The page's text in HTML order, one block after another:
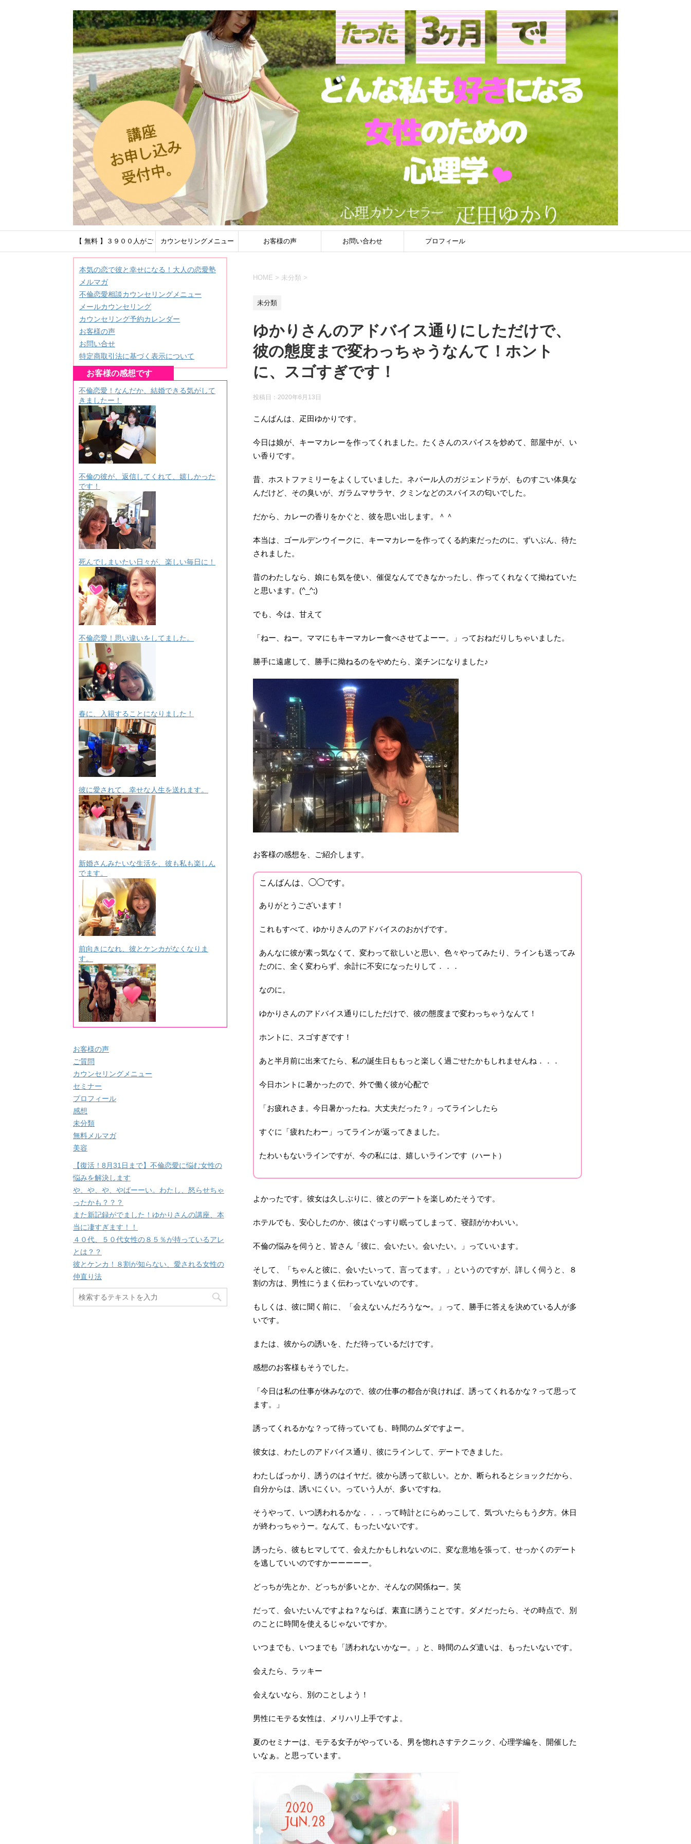
【 無料 】３９００人がご
ールレター♪
カウンセリングメニュー お客様の声 お問い合わせ プロフィール
HOME > 未分類 >
未分類
ゆかりさんのアドバイス通りにしただけで、
彼の態度まで変わっちゃうなんて！ホント
に、スゴすぎです！
投稿日： 2020年6月13日
こんばんは、疋田ゆかりです。
今日は娘が、キーマカレーを作ってくれました。たくさんのスパイスを炒めて、部屋中が、い
い香りです。
昔、ホストファミリーをよくしていました。ネパール人のガジェンドラが、ものすごい体臭な
んだけど、その臭いが、ガラムマサラヤ、クミンなどのスパイスの匂いでした。
だから、カレーの香りをかぐと、彼を思い出します。＾＾
本当は、ゴールデンウイークに、キーマカレーを作ってくる約束だったのに、ずいぶん、待た
されました。
昔のわたしなら、娘にも気を使い、催促なんてできなかったし、作ってくれなくて拗ねていた
と思います。(^_^;)
でも、今は、甘えて
「ねー、ねー。ママにもキーマカレー食べさせてよーー。」っておねだりしちゃいました。
勝手に遠慮して、勝手に拗ねるのをやめたら、楽チンになりました♪
お客様の感想を、ご紹介します。
こんばんは、◯◯です。
ありがとうございます！
これもすべて、ゆかりさんのアドバイスのおかげです。
あんなに彼が素っ気なくて、変わって欲しいと思い、色々やってみたり、ラインも送ってみ
たのに、全く変わらず、余計に不安になったりして．．．
なのに。
ゆかりさんのアドバイス通りにしただけで、彼の態度まで変わっちゃうなんて！
ホントに、スゴすぎです！
あと半月前に出来てたら、私の誕生日ももっと楽しく過ごせたかもしれませんね．．．
今日ホントに暑かったので、外で働く彼が心配で
「お疲れさま。今日暑かったね。大丈夫だった？」ってラインしたら
すぐに「疲れたわー」ってラインが返ってきました。
たわいもないラインですが、今の私には、嬉しいラインです（ハート）
よかったです。彼女は久しぶりに、彼とのデートを楽しめたそうです。
ホテルでも、安心したのか、彼はぐっすり眠ってしまって、寝顔がかわいい。
不倫の悩みを伺うと、皆さん「彼に、会いたい。会いたい。」っていいます。
そして、「ちゃんと彼に、会いたいって、言ってます。」というのですが、詳しく伺うと、８
割の方は、男性にうまく伝わっていないのです。
もしくは、彼に聞く前に、「会えないんだろうな〜。」って、勝手に答えを決めている人が多
いです。
または、彼からの誘いを、ただ待っているだけです。
感想のお客様もそうでした。
「今日は私の仕事が休みなので、彼の仕事の都合が良ければ、誘ってくれるかな？って思って
ます。」
誘ってくれるかな？って待っていても、時間のムダですよー。
彼女は、わたしのアドバイス通り、彼にラインして、デートできました。
わたしばっかり、誘うのはイヤだ。彼から誘って欲しい。とか、断られるとショックだから、
自分からは、誘いにくい。っていう人が、多いですね。
そうやって、いつ誘われるかな．．．って時計とにらめっこして、気づいたらもう夕方。休日
が終わっちゃうー。なんて、もったいないです。
誘ったら、彼もヒマしてて、会えたかもしれないのに、変な意地を張って、せっかくのデート
を逃していいのですかーーーーー。
どっちが先とか、どっちが多いとか、そんなの関係ねー。笑
だって、会いたいんですよね？ならば、素直に誘うことです。ダメだったら、その時点で、別
のことに時間を使えるじゃないですか。
いつまでも、いつまでも「誘われないかなー。」と、時間のムダ遣いは、もったいないです。
会えたら、ラッキー
会えないなら、別のことしよう！
男性にモテる女性は、メリハリ上手ですよ。
夏のセミナーは、モテる女子がやっている、男を惚れさすテクニック、心理学編を、開催した
いなぁ。と思っています。
本気の恋で彼と幸せになる！大人の恋愛塾
メルマガ
不倫恋愛相談カウンセリングメニュー
メールカウンセリング
カウンセリング予約カレンダー
お客様の声
お問い合せ
特定商取引法に基づく表示について
お客様の感想です
不倫恋愛！なんだか、結婚できる気がして
きましたー！
不倫の彼が、返信してくれて、嬉しかった
です！
死んでしまいたい日々が、楽しい毎日に！
不倫恋愛！思い違いをしてました。
春に、入籍することになりました！
彼に愛されて、幸せな人生を送れます。
新婚さんみたいな生活を、彼も私も楽しん
でます。
前向きになれ、彼とケンカがなくなりま
す。
お客様の声
ご質問
カウンセリングメニュー
セミナー
プロフィール
感想
未分類
無料メルマガ
美容
【復活！8月31日まで】不倫恋愛に悩む女性の
悩みを解決します
や、や、や、やばーーい。わたし、怒らせちゃ
ったかも？？？
また新記録がでました！ゆかりさんの講座、本
当に凄すぎます！！
４０代、５０代女性の８５％が持っているアレ
とは？？
彼とケンカ！８割が知らない、愛される女性の
仲直り法